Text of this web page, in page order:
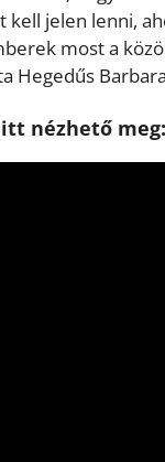
kell jelen lenni,
most a
Hegedűs
nézhető meg: